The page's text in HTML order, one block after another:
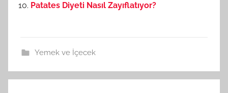
Patates Diyeti Nasıl Zayıflatıyor?
Yemek ve İçecek